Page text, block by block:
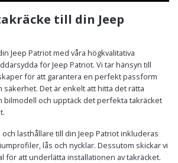
till din Jeep
Jeep Patriot med våra högkvalitativa
för Jeep Patriot. Vi tar hänsyn till
för att garantera en perfekt passform
säkerhet. Det är enkelt att hitta det rätta
bilmodell och upptäck det perfekta takräcket
lasthållare till din Jeep Patriot inkluderas
lås och nycklar. Dessutom skickar vi
för att underlätta installationen av takräcket.